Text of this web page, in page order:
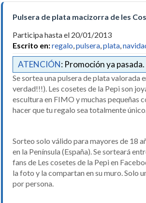
Pulsera de plata macizorra de les
Participa hasta el 20/01/2013
Escrito en:regalo pulsera plata
ATENCIÓN: Promoción ya pasada.
Se sortea una pulsera de plata valorada
verdad!!!). Les cosetes de la Pepi son
escultura en FIMO y muchas pequeñas
hacer que tu regalo sea totalmente único.
Sorteo solo válido para mayores de 18
en la Península (España). Se sorteará
fans de Les cosetes de la Pepi en
la foto y la compartan en su muro. Solo
por persona.